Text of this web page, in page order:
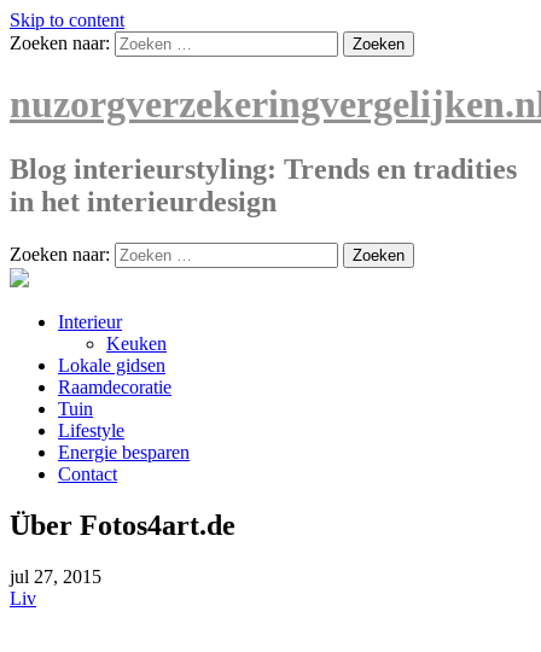
Skip to content
Zoeken naar:
Blog interieurstyling: Trends en tradities
in het interieurdesign
Zoeken naar:
Interieur
Keuken
Lokale gidsen
Raamdecoratie
Tuin
Lifestyle
Energie besparen
Contact
Über Fotos4art.de
jul 27, 2015
Liv